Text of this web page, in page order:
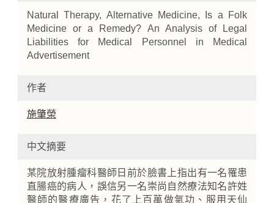
Natural Therapy, Alternative Medicine, Is a Folk
Medicine or a Remedy? An Analysis of Legal
Liabilities for Medical Personnel in Medical
Advertisement
作者
施肇榮
中文摘要
某院放射腫瘤科醫師日前於臉書上指出有一名罹患
直腸癌的病人，誤信另一名崇尚自然療法知名許姓
醫師的醫療廣告，花了上百萬做氣功、服用天仙